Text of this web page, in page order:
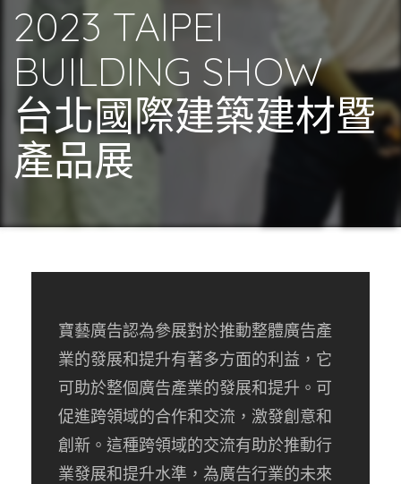
2023 TAIPEI
BUILDING SHOW
台北國際建築建材暨
產品展
寶藝廣告認為參展對於推動整體廣告產
業的發展和提升有著多方面的利益，它
可助於整個廣告產業的發展和提升。可
促進跨領域的合作和交流，激發創意和
創新。這種跨領域的交流有助於推動行
業發展和提升水準，為廣告行業的未來